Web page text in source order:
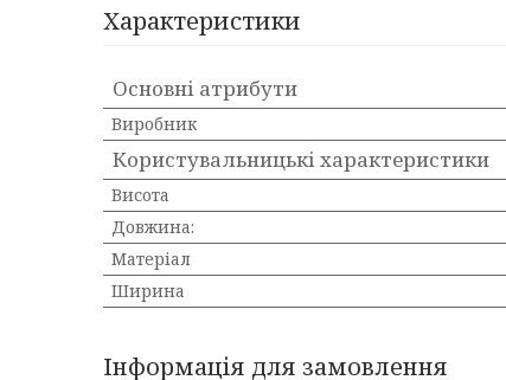
Характеристики
Основні атрибути
Виробник
Користувальницькі характеристики
Висота
Довжина:
Матеріал
Ширина
Інформація для замовлення